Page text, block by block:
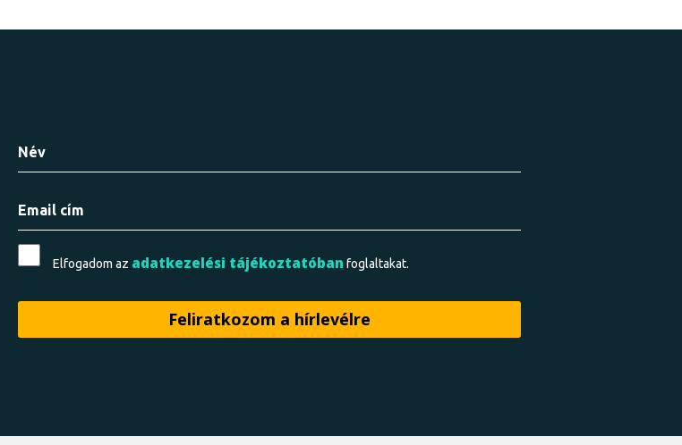
Elfogadom az adatkezelési tájékoztatóban foglaltakat.